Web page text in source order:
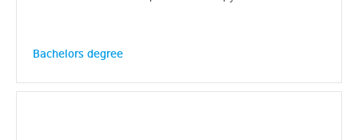
Bachelors degree